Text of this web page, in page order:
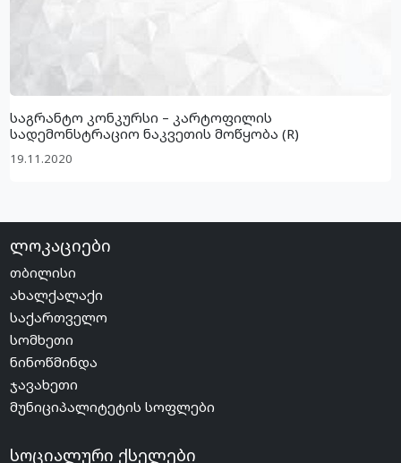
საგრანტო კონკურსი – კარტოფილის
სადემონსტრაციო ნაკვეთის მოწყობა (R)
19.11.2020
ლოკაციები
თბილისი
ახალქალაქი
საქართველო
სომხეთი
ნინოწმინდა
ჯავახეთი
მუნიციპალიტეტის სოფლები
სოციალური ქსელები